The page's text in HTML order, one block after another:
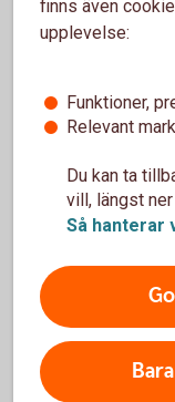
Är priset
Undvik
Mauri lär
Mauri reder ut
Pengar & Sånt.
Se Pengar &
finns även
upplevelse:
Funktioner,
Relevant
Du kan ta
vill, längst
Så hanterar